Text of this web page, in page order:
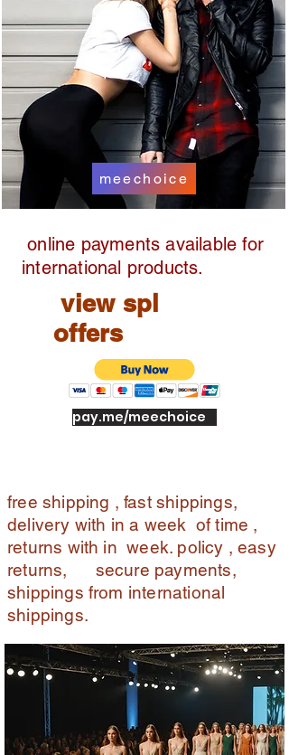
meechoice
online payments available for
international products.
view spl
offers
pay.me/meechoice
free shipping , fast shippings,
delivery with in a week of time ,
returns with in week. policy , easy
returns, secure payments,
shippings from international
shippings.